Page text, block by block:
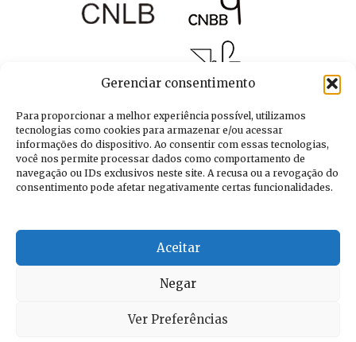
Gerenciar consentimento
Para proporcionar a melhor experiência possível, utilizamos
tecnologias como cookies para armazenar e/ou acessar
informações do dispositivo. Ao consentir com essas tecnologias,
você nos permite processar dados como comportamento de
navegação ou IDs exclusivos neste site. A recusa ou a revogação do
consentimento pode afetar negativamente certas funcionalidades.
Aceitar
Negar
Ver Preferências